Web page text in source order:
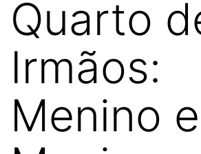
Quarto
Irmãos:
Menino e